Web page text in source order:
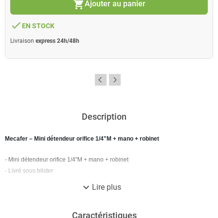
shopping_cartAjouter au panier
done EN STOCK
Livraison express 24h/48h
Description
Mecafer – Mini détendeur orifice 1/4"M + mano + robinet
- Mini détendeur orifice 1/4"M + mano + robinet
- Livré sous blister
expand_more Lire plus
Caractéristiques